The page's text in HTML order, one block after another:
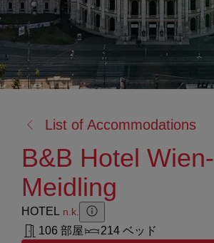
る:
List of Accommodations
B&B Hotel Wien-
Meidling
HOTEL n.k.
Zusatzinformation anzeigen
Zusatzinformation ausblenden
106 部屋
214 ベッド